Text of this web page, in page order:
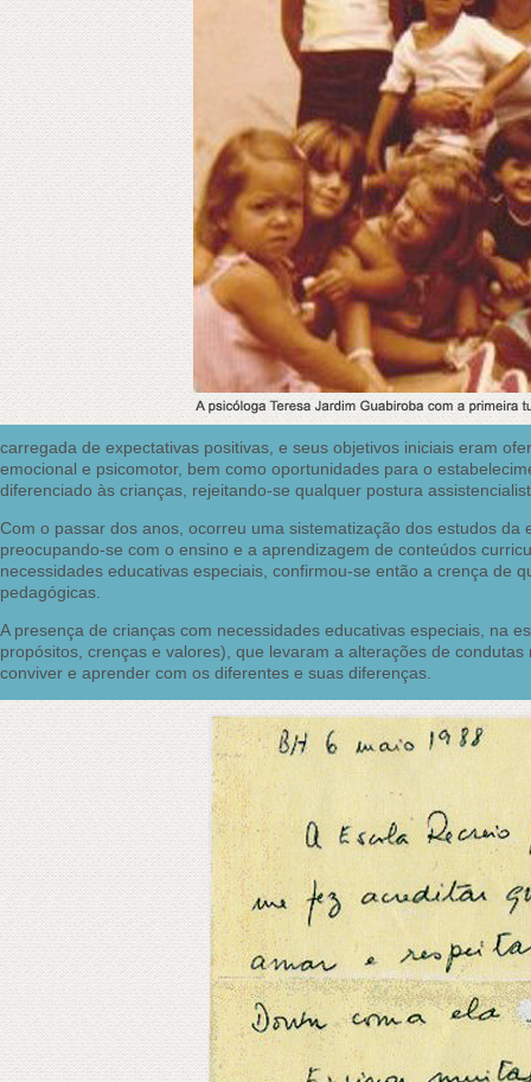
carregada de expectativas positivas, e seus objetivos iniciais eram
emocional e psicomotor, bem como oportunidades para o
diferenciado às crianças, rejeitando-se qualquer postura
Com o passar dos anos, ocorreu uma sistematização dos estudos
preocupando-se com o ensino e a aprendizagem de conteúdos
necessidades educativas especiais, confirmou-se então a crença de
pedagógicas.
A presença de crianças com necessidades educativas especiais, na
propósitos, crenças e valores), que levaram a alterações de
conviver e aprender com os diferentes e suas diferenças.